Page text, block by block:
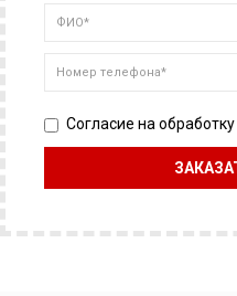
Согласие на обработку